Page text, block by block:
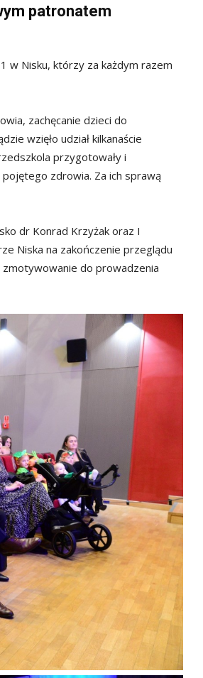
patronatem
w Nisku, którzy za każdym razem
zachęcanie dzieci do
wzięło udział kilkanaście
przygotowały i
zdrowia. Za ich sprawą
dr Konrad Krzyżak oraz I
Niska na zakończenie przeglądu
zmotywowanie do prowadzenia